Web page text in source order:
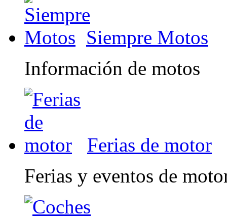
Siempre Motos
Información de motos
Ferias de motor
Ferias y eventos de